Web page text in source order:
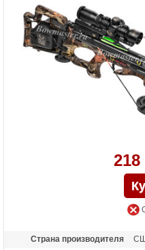
Комплектация
3.1
218
Страна производителя